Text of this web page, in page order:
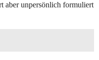
aber unpersönlich formuliert